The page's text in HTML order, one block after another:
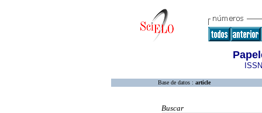
Base de datos : article
Buscar